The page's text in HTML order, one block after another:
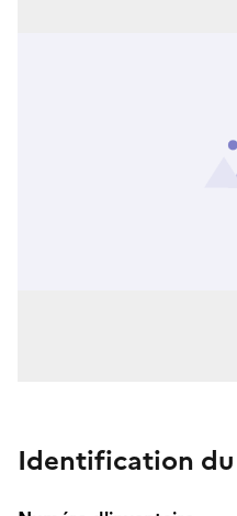
Identification du